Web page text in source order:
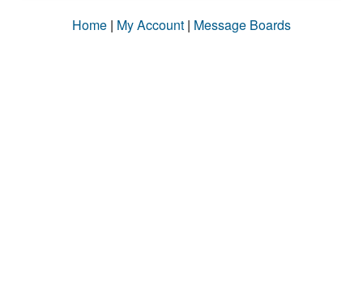
Home | My Account | Message Boards